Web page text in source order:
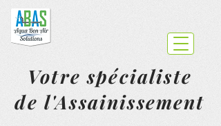
Votre spécialiste
de l'Assainissement